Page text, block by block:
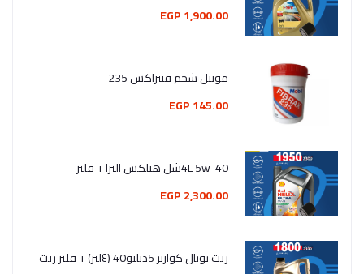
1,900.00 EGP
موبيل شحم فيبراكس 235
145.00 EGP
4L 5w-40شل هيلكس الترا + فلتر
2,300.00 EGP
زيت توتال كوارتز 5دبليو40 (٤لتر) + فلتر زيت